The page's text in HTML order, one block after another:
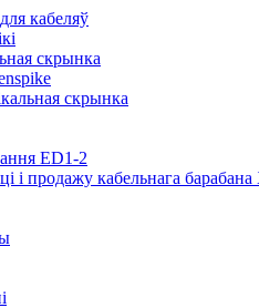
кабеляў
скрынка
скрынка
ED1-2
і продажу кабельнага